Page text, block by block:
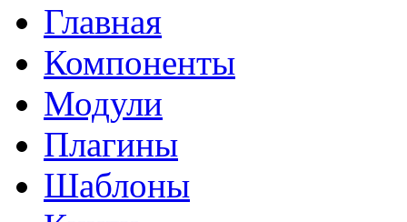
Главная
Компоненты
Модули
Плагины
Шаблоны